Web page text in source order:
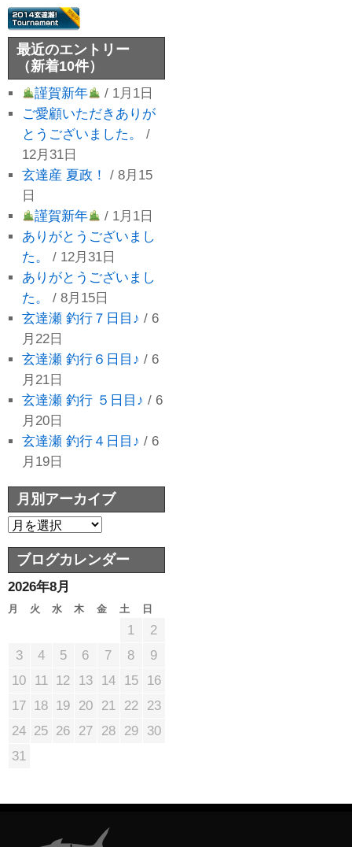
最近のエントリー
（新着10件）
謹賀新年
/ 1月1日
ご愛顧いただきありが
とうございました。
/
12月31日
玄達産 夏政！
/ 8月15
日
謹賀新年
/ 1月1日
ありがとうございまし
た。
/ 12月31日
ありがとうございまし
た。
/ 8月15日
玄達瀬 釣行７日目♪ / 6
月22日
玄達瀬 釣行６日目♪ / 6
月21日
玄達瀬 釣行 ５日目♪ / 6
月20日
玄達瀬 釣行４日目♪ / 6
月19日
月別アーカイブ
ブログカレンダー
2026年8月
月 火 水 木 金 土 日
1
2
3
4 5 6 7 8
9
10
11 12 13 14 15
16
17 18 19 20 21 22
23
24 25 26 27 28 29
30
31